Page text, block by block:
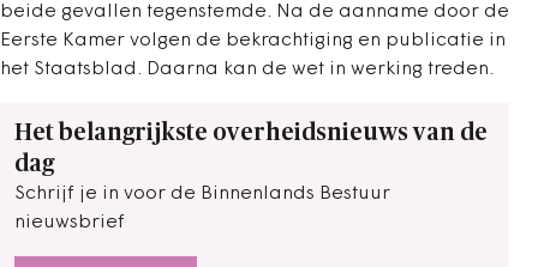
beide gevallen tegenstemde. Na de aanname door de
Eerste Kamer volgen de bekrachtiging en publicatie in
het Staatsblad. Daarna kan de wet in werking treden.
Het belangrijkste overheidsnieuws van de
dag
Schrijf je in voor de Binnenlands Bestuur
nieuwsbrief